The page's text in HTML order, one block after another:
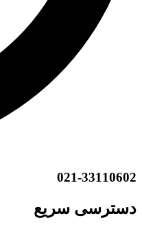
021-33110602
دسترسی سریع